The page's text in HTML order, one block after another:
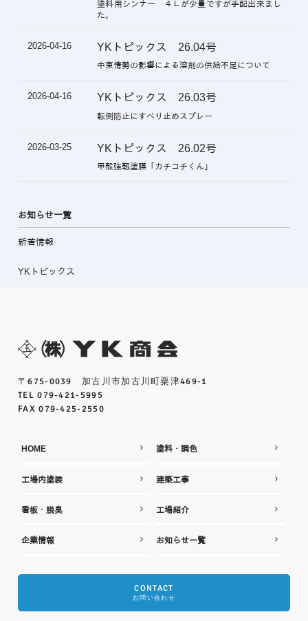
塗料用シンナー ４Ｌが少量ですが手配出来まし
た。
2026-04-16 YKトピックス 26.04号
中東情勢の影響による溶剤の供給不足について
2026-04-16 YKトピックス 26.03号
転倒防止にすべり止めスプレー
2026-03-25 YKトピックス 26.02号
甲殻強靱塗膜「カチコチくん」
お知らせ一覧
新着情報
YKトピックス
〒675-0039 加古川市加古川町粟津469-1
TEL 079-421-5995
FAX 079-425-2550
HOME 塗料・調色
工場内塗装 建築工事
看板・脱臭 工場紹介
企業情報 お知らせ一覧
CONTACT
お問い合わせ